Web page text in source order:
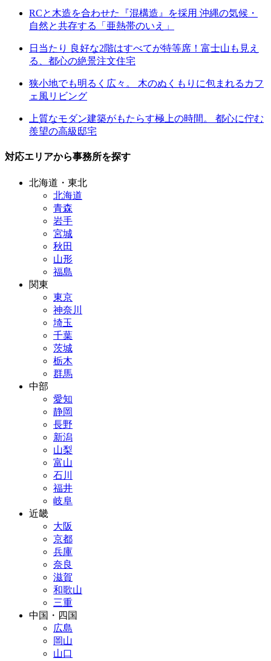
RCと木造を合わせた『混構造』を採用 沖縄の気候・
自然と共存する「亜熱帯のいえ」
日当たり 良好な2階はすべてが特等席！富士山も見え
る、都心の絶景注文住宅
狭小地でも明るく広々。 木のぬくもりに包まれるカフ
ェ風リビング
上質なモダン建築がもたらす極上の時間。 都心に佇む
羨望の高級邸宅
対応エリアから事務所を探す
北海道・東北
北海道
青森
岩手
宮城
秋田
山形
福島
関東
東京
神奈川
埼玉
千葉
茨城
栃木
群馬
中部
愛知
静岡
長野
新潟
山梨
富山
石川
福井
岐阜
近畿
大阪
京都
兵庫
奈良
滋賀
和歌山
三重
中国・四国
広島
岡山
山口